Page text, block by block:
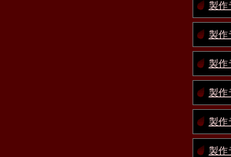
製
製
製作
製作
製
製